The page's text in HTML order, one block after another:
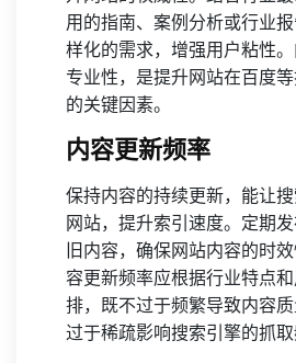
用的指南、案例分析或行业
样化的需求，增强用户粘性
专业性，是提升网站在百度
的关键因素。
内容更新频率
保持内容的持续更新，能让
网站，提升索引速度。定期
旧内容，确保网站内容的时
容更新频率应根据行业特点
排，既不过于频繁导致内容
过于稀疏影响搜索引擎的抓取